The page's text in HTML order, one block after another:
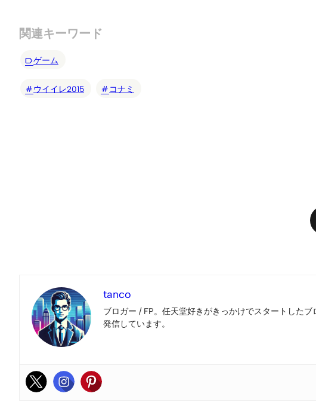
関連キーワード
ゲーム
ウイイレ2015 コナミ
tanco
ブロガー / FP。任天堂好きがきっかけでスタートした
発信しています。